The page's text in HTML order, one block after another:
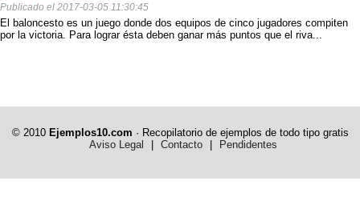
Publicado el 2017-03-05 11:30:45
El baloncesto es un juego donde dos equipos de cinco jugadores compiten
por la victoria. Para lograr ésta deben ganar más puntos que el riva...
© 2010 Ejemplos10.com · Recopilatorio de ejemplos de todo tipo gratis
Aviso Legal
| Contacto | Pendidentes